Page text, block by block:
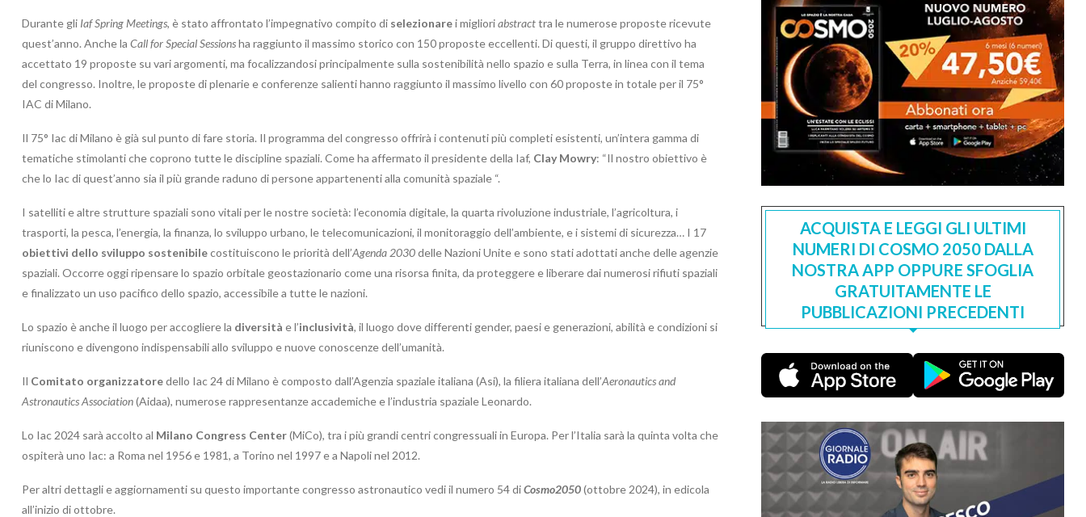
Durante gli Iaf Spring Meetings, è stato affrontato l’impegnativo compito di selezionarei miglioriabstracttra le numerose proposte ricevute
quest’anno. Anche la Call for Special Sessionsha raggiunto il massimo storico con 150 proposte eccellenti. Di questi, il gruppo direttivo ha
accettato 19 proposte su vari argomenti, ma focalizzandosi principalmente sulla sostenibilità nello spazio e sulla Terra, in linea con il tema
del congresso. Inoltre, le proposte di plenarie e conferenze salienti hanno raggiunto il massimo livello con 60 proposte in totale per il 75°
IAC di Milano.
Il 75° Iac di Milano è già sul punto di fare storia. Il programma del congresso offrirà i contenuti più completi esistenti, un’intera gamma di
tematiche stimolanti che coprono tutte le discipline spaziali. Come ha affermato il presidente della Iaf, Clay Mowry: “Il nostro obiettivo è
che lo Iac di quest’anno sia il più grande raduno di persone appartenenti alla comunità spaziale “.
I satelliti e altre strutture spaziali sono vitali per le nostre società: l’economia digitale, la quarta rivoluzione industriale, l’agricoltura, i
trasporti, la pesca, l’energia, la finanza, lo sviluppo urbano, le telecomunicazioni, il monitoraggio dell’ambiente, e i sistemi di sicurezza… I 17
obiettivi dello sviluppo sostenibilecostituiscono le priorità dell’Agenda 2030delle Nazioni Unite e sono stati adottati anche delle agenzie
spaziali. Occorre oggi ripensare lo spazio orbitale geostazionario come una risorsa finita, da proteggere e liberare dai numerosi rifiuti spaziali
e finalizzato un uso pacifico dello spazio, accessibile a tutte le nazioni.
Lo spazio è anche il luogo per accogliere la diversità e l’inclusività, il luogo dove differenti gender, paesi e generazioni, abilità e condizioni si
riuniscono e divengono indispensabili allo sviluppo e nuove conoscenze dell’umanità.
Il Comitato organizzatoredello Iac 24 di Milano è composto dall’Agenzia spaziale italiana (Asi), la filiera italiana dell’Aeronautics and
Astronautics Association(Aidaa), numerose rappresentanze accademiche e l’industria spaziale Leonardo.
Lo Iac 2024 sarà accolto al Milano Congress Center(MiCo), tra i più grandi centri congressuali in Europa. Per l’Italia sarà la quinta volta che
ospiterà uno Iac: a Roma nel 1956 e 1981, a Torino nel 1997 e a Napoli nel 2012.
Per altri dettagli e aggiornamenti su questo importante congresso astronautico vedi il numero 54 diCosmo2050(ottobre 2024), in edicola
all’inizio di ottobre.
ACQUISTA E LEGGI GLI ULTIMI
NUMERI DI COSMO 2050 DALLA
NOSTRA APP OPPURE SFOGLIA
GRATUITAMENTE LE
PUBBLICAZIONI PRECEDENTI